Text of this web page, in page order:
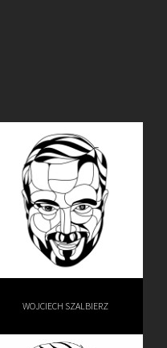
WOJCIECH SZALBIERZ